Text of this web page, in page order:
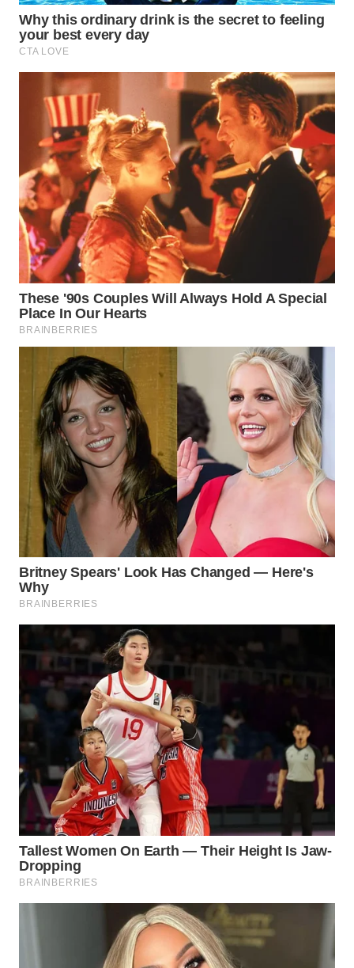
WN
BOGOR
WN
DEPOK
WN
TAPANULI
UTARA
WN
SAMOSIR
WN
PADANG
LAWAS
SUMEDANG
WN
CIANJUR
WN
KEPULAUAN
SERIBU
WN
TANGERANG
WN
BINJAI
WN
CIREBON
WN
INDRAMAYU
WN
KUNINGAN
WN
MAJALENGKA
WN
SUBANG